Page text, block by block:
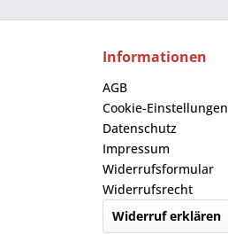
Informationen
AGB
Cookie-Einstellungen
Datenschutz
Impressum
Widerrufsformular
Widerrufsrecht
Widerruf erklären